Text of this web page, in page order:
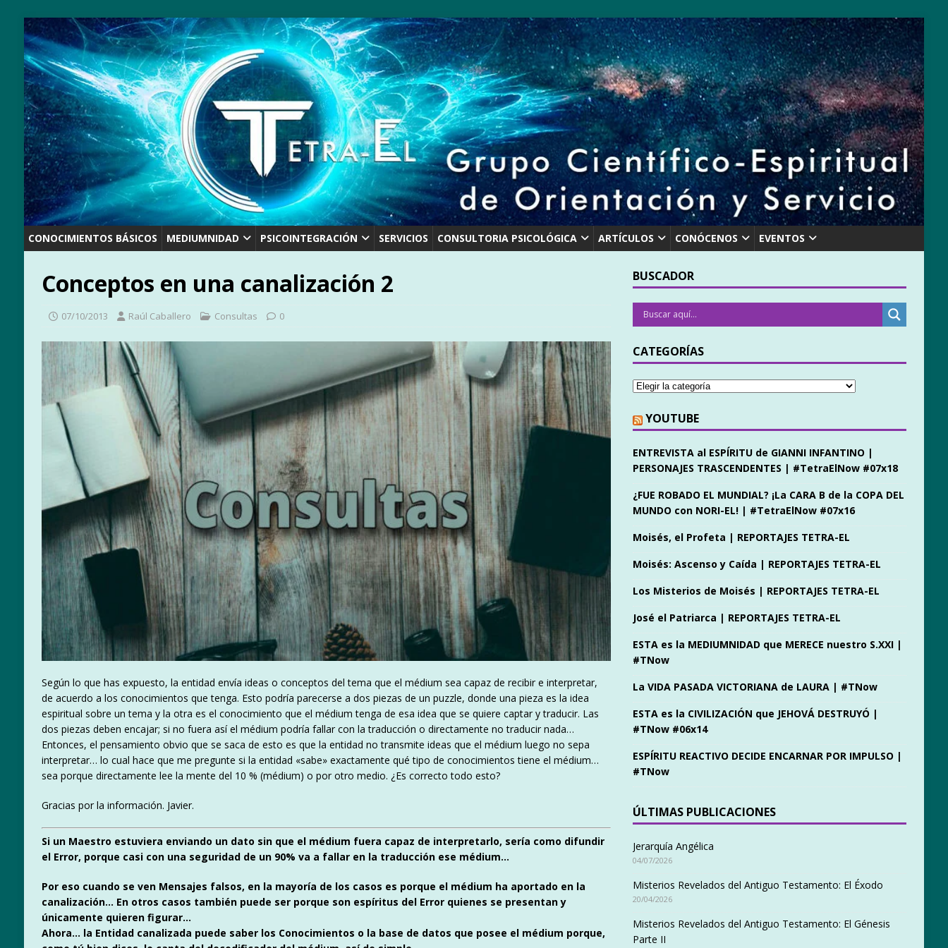
CONOCIMIENTOS BÁSICOS MEDIUMNIDAD PSICOINTEGRACIÓN SERVICIOS CONSULTORIA PSICOLÓGICA ARTÍCULOS CONÓCENOS EVENTOS
Conceptos en una canalización 2
07/10/2013 Raúl Caballero Consultas 0
Según lo que has expuesto, la entidad envía ideas o conceptos del tema que el médium sea capaz de recibir e interpretar,
de acuerdo a los conocimientos que tenga. Esto podría parecerse a dos piezas de un puzzle, donde una pieza es la idea
espiritual sobre un tema y la otra es el conocimiento que el médium tenga de esa idea que se quiere captar y traducir. Las
dos piezas deben encajar; si no fuera así el médium podría fallar con la traducción o directamente no traducir nada…
Entonces, el pensamiento obvio que se saca de esto es que la entidad no transmite ideas que el médium luego no sepa
interpretar… lo cual hace que me pregunte si la entidad «sabe» exactamente qué tipo de conocimientos tiene el médium…
sea porque directamente lee la mente del 10 % (médium) o por otro medio. ¿Es correcto todo esto?
Gracias por la información. Javier.
Si un Maestro estuviera enviando un dato sin que el médium fuera capaz de interpretarlo, sería como difundir
el Error, porque casi con una seguridad de un 90% va a fallar en la traducción ese médium…
Por eso cuando se ven Mensajes falsos, en la mayoría de los casos es porque el médium ha aportado en la
canalización… En otros casos también puede ser porque son espíritus del Error quienes se presentan y
únicamente quieren figurar…
Ahora… la Entidad canalizada puede saber los Conocimientos o la base de datos que posee el médium porque,
BUSCADOR
CATEGORÍAS
YOUTUBE
ENTREVISTA al ESPÍRITU de GIANNI INFANTINO |
PERSONAJES TRASCENDENTES | #TetraElNow #07x18
¿FUE ROBADO EL MUNDIAL? ¡La CARA B de la COPA DEL
MUNDO con NORI-EL! | #TetraElNow #07x16
Moisés, el Profeta | REPORTAJES TETRA-EL
Moisés: Ascenso y Caída | REPORTAJES TETRA-EL
Los Misterios de Moisés | REPORTAJES TETRA-EL
José el Patriarca | REPORTAJES TETRA-EL
ESTA es la MEDIUMNIDAD que MERECE nuestro S.XXI |
#TNow
La VIDA PASADA VICTORIANA de LAURA | #TNow
ESTA es la CIVILIZACIÓN que JEHOVÁ DESTRUYÓ |
#TNow #06x14
ESPÍRITU REACTIVO DECIDE ENCARNAR POR IMPULSO |
#TNow
ÚLTIMAS PUBLICACIONES
Jerarquía Angélica
04/07/2026
Misterios Revelados del Antiguo Testamento: El Éxodo
20/04/2026
Misterios Revelados del Antiguo Testamento: El Génesis
Parte II